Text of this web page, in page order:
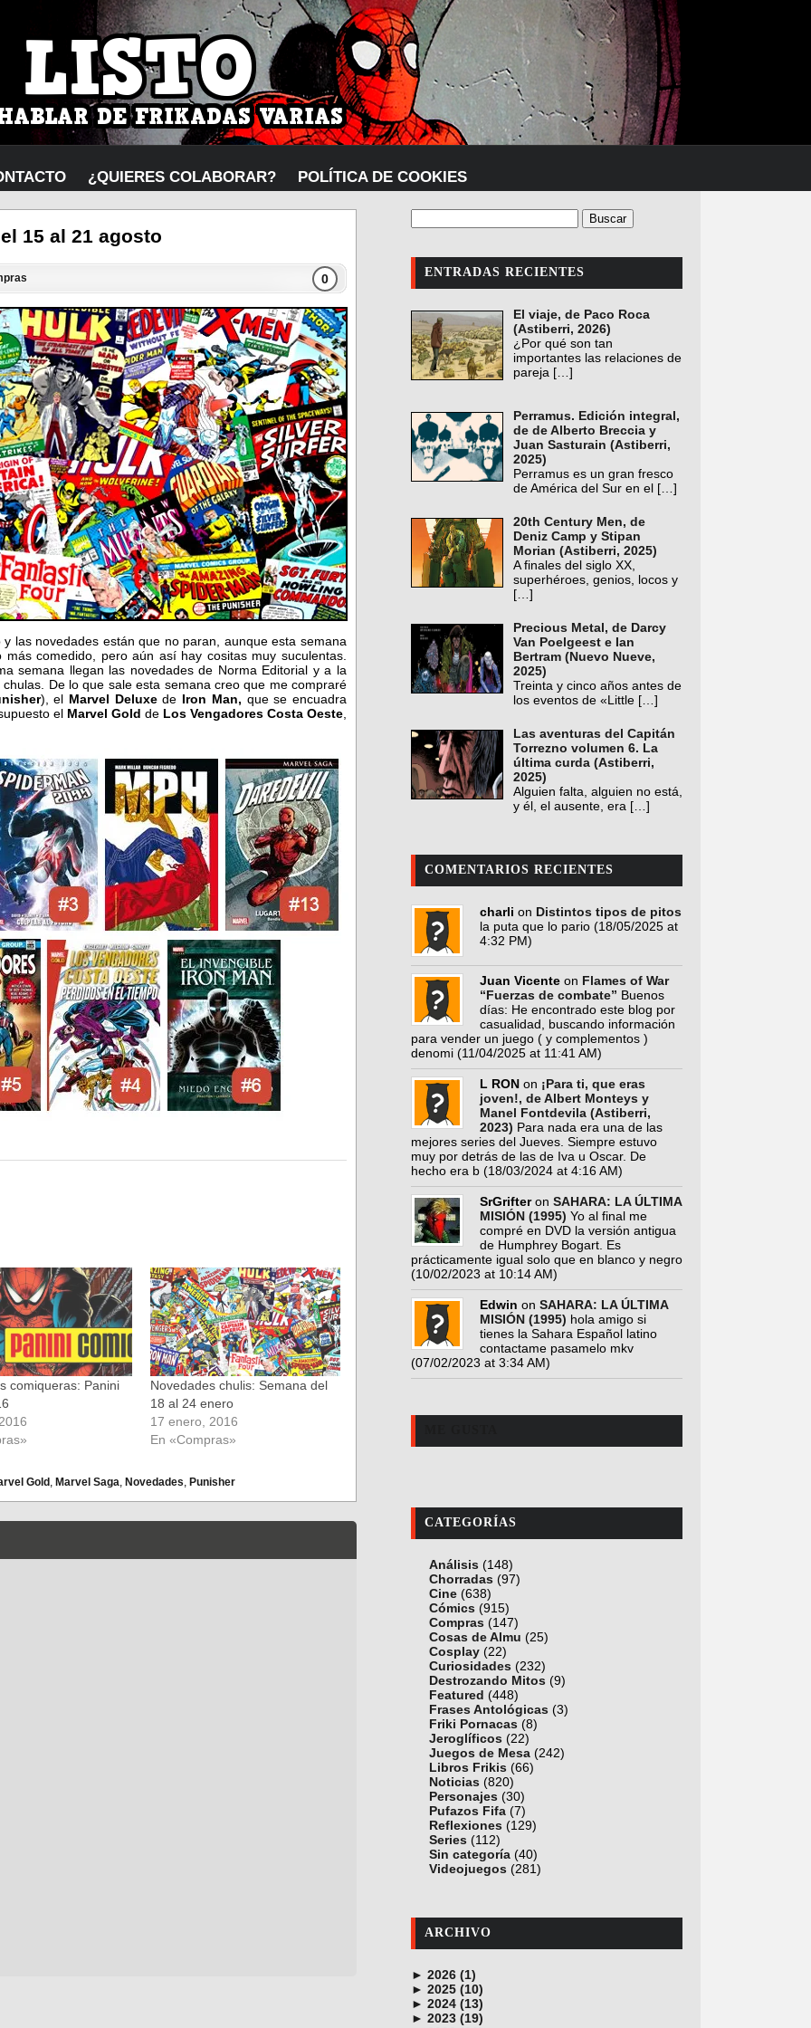
¿QUIERES COLABORAR? POLÍTICA DE COOKIES
15 al 21 agosto
0
las novedades están que no paran, aunque esta semana
comedido, pero aún así hay cositas muy suculentas.
semana llegan las novedades de Norma Editorial y a la
De lo que sale esta semana creo que me compraré
), el Marvel Deluxede Iron Man, que se encuadra
el Marvel Gold de Los Vengadores Costa Oeste
comiqueras: Panini
Novedades chulis: Semana del
18 al 24 enero
17 enero, 2016
En «Compras»
Gold , Marvel Saga, Novedades, Punisher
ENTRADAS RECIENTES
El viaje, de Paco Roca
(Astiberri, 2026)
¿Por qué son tan
importantes las relaciones de
pareja […]
Perramus. Edición integral,
de de Alberto Breccia y
Juan Sasturain (Astiberri,
2025)
Perramus es un gran fresco
de América del Sur en el […]
20th Century Men, de
Deniz Camp y Stipan
Morian (Astiberri, 2025)
A finales del siglo XX,
superhéroes, genios, locos y
[…]
Precious Metal, de Darcy
Van Poelgeest e Ian
Bertram (Nuevo Nueve,
2025)
Treinta y cinco años antes de
los eventos de «Little […]
Las aventuras del Capitán
Torrezno volumen 6. La
última curda (Astiberri,
2025)
Alguien falta, alguien no está,
y él, el ausente, era […]
COMENTARIOS RECIENTES
charli on Distintos tipos de pitos
la puta que lo pario (18/05/2025 at
4:32 PM)
Juan Vicente on Flames of War
“Fuerzas de combate” Buenos
días: He encontrado este blog por
casualidad, buscando información
para vender un juego ( y complementos )
denomi (11/04/2025 at 11:41 AM)
L RON on ¡Para ti, que eras
joven!, de Albert Monteys y
Manel Fontdevila (Astiberri,
2023) Para nada era una de las
mejores series del Jueves. Siempre estuvo
muy por detrás de las de Iva u Oscar. De
hecho era b (18/03/2024 at 4:16 AM)
SrGrifteron SAHARA: LA ÚLTIMA
MISIÓN (1995) Yo al final me
compré en DVD la versión antigua
de Humphrey Bogart. Es
prácticamente igual solo que en blanco y negro
(10/02/2023 at 10:14 AM)
Edwin on SAHARA: LA ÚLTIMA
MISIÓN (1995) hola amigo si
tienes la Sahara Español latino
contactame pasamelo mkv
(07/02/2023 at 3:34 AM)
CATEGORÍAS
Análisis (148)
Chorradas (97)
Cine (638)
Cómics (915)
Compras (147)
Cosas de Almu (25)
Cosplay (22)
Curiosidades (232)
Destrozando Mitos (9)
Featured (448)
Frases Antológicas (3)
Friki Pornacas (8)
Jeroglíficos (22)
Juegos de Mesa (242)
Libros Frikis (66)
Noticias (820)
Personajes (30)
Pufazos Fifa (7)
Reflexiones (129)
Series (112)
Sin categoría (40)
Videojuegos (281)
ARCHIVO
► 2026 (1)
junio (1)
► 2025 (10)
noviembre (1)
octubre (1)
► 2024 (13)
diciembre (4)
► 2023 (19)